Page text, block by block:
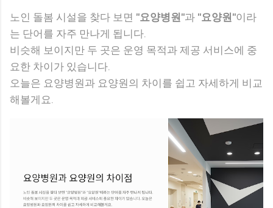
노인 돌봄 시설을 찾다 보면 "요양병원"과 "요양원"이라
는 단어를 자주 만나게 됩니다.
비슷해 보이지만 두 곳은 운영 목적과 제공 서비스에 중
요한 차이가 있습니다.
오늘은 요양병원과 요양원의 차이를 쉽고 자세하게 비교
해볼게요.